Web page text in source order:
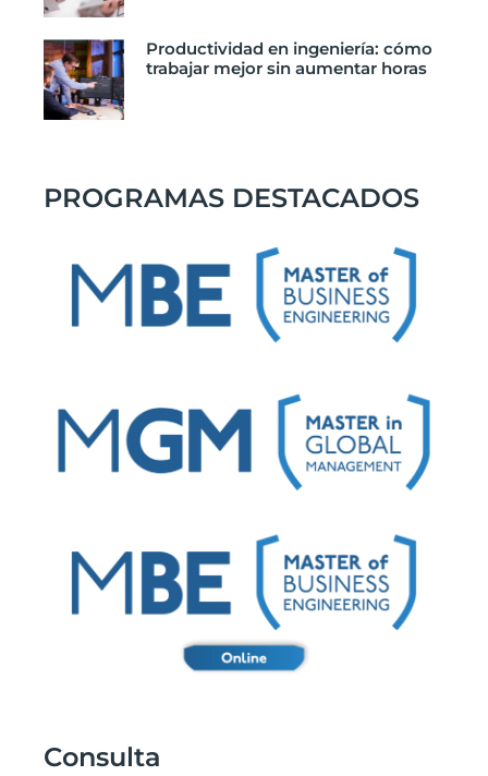
Productividad en ingeniería: cómo
trabajar mejor sin aumentar horas
PROGRAMAS DESTACADOS
Consulta